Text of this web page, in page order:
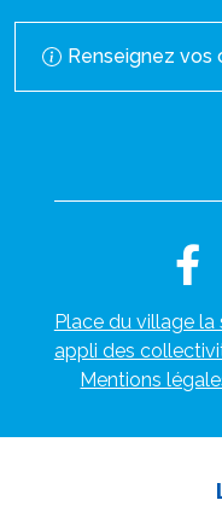
Renseignez vos
Place du village
appli des
Mentions